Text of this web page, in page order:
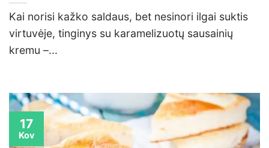
Kai norisi kažko saldaus, bet nesinori ilgai suktis
virtuvėje, tinginys su karamelizuotų sausainių
kremu –...
17
Kov